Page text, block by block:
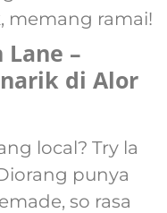
memang ramai!
–
di Alor
local? Try la
punya
so rasa